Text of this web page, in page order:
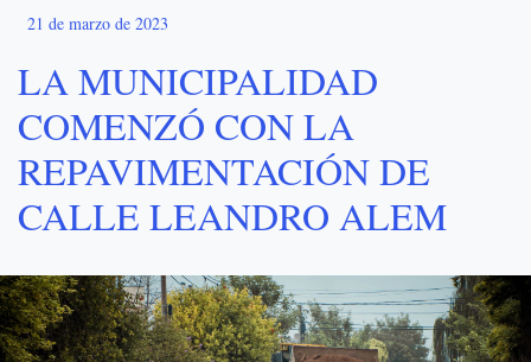
21 de marzo de 2023
LA MUNICIPALIDAD
COMENZÓ CON LA
REPAVIMENTACIÓN DE
CALLE LEANDRO ALEM